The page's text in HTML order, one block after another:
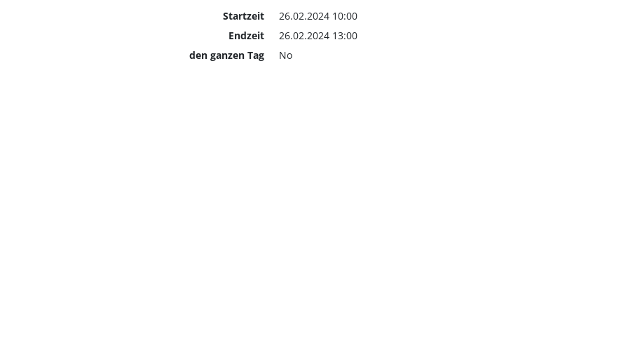
Startzeit
26.02.2024 10:00
Endzeit
26.02.2024 13:00
den ganzen Tag
No